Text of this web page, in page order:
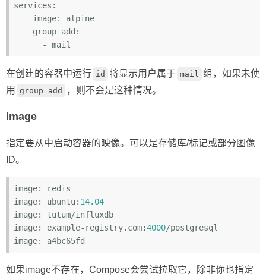
services:
    image:
    group_add:
      -
在创建的容器中运行 id 将显示用户属于 mail 组，如果未使
用
group_add ，则不会是这种情况。
image
指定要从中启动容器的映像。可以是存储库/标记或部分图像
ID。
image:
image:
ubuntu: 14.04
image:
image:
example-registry.com:4000
image:
如果image不存在，Compose会尝试拉取它，除非你也指定